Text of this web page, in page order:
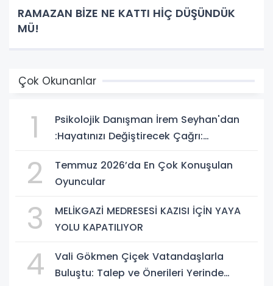
RAMAZAN BİZE NE KATTI HİÇ DÜŞÜNDÜK
MÜ!
Çok Okunanlar
1
Psikolojik Danışman İrem Seyhan'dan
:Hayatınızı Değiştirecek Çağrı:
Atın!
2
Temmuz 2026’da En Çok Konuşulan
Oyuncular
3
MELİKGAZİ MEDRESESİ KAZISI İÇİN YAYA
YOLU KAPATILIYOR
4
Vali Gökmen Çiçek Vatandaşlarla
Buluştu: Talep ve Önerileri Yerinde